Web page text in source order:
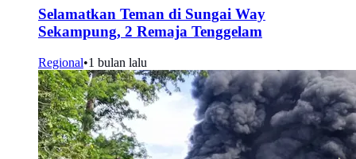
Selamatkan Teman di Sungai Way
Sekampung, 2 Remaja Tenggelam
Regional•1 bulan lalu